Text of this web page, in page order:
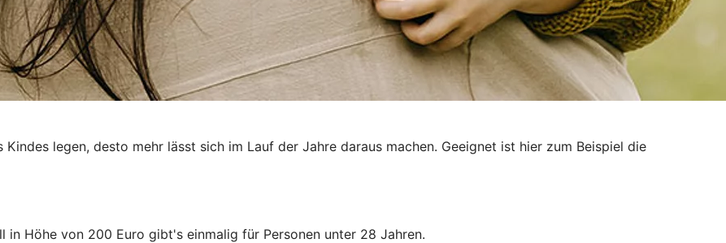
legen, desto mehr lässt sich im Lauf der Jahre daraus machen. Geeignet ist hier zum Beispiel die
in Höhe von 200 Euro gibt's einmalig für Personen unter 28 Jahren.